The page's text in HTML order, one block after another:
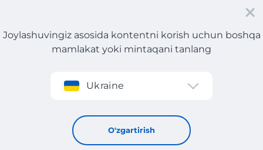
Roʻyxatdan oʻtish
Joylashuvingiz asosida kontentni korish uchun boshqa
mamlakat yoki mintaqani tanlang
Ukraine
O'zgartirish
Qanday qilib 2025-yilda klokli jinsilarni kiyish kerak